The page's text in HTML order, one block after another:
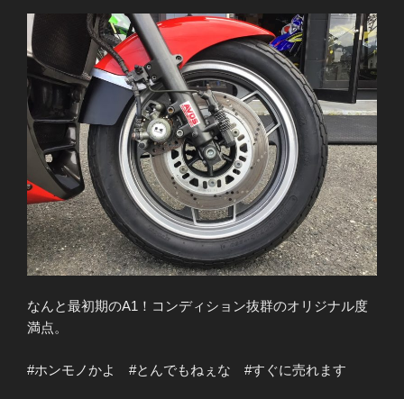
なんと最初期のA1！コンディション抜群のオリジナル度
満点。
#ホンモノかよ #とんでもねぇな #すぐに売れます